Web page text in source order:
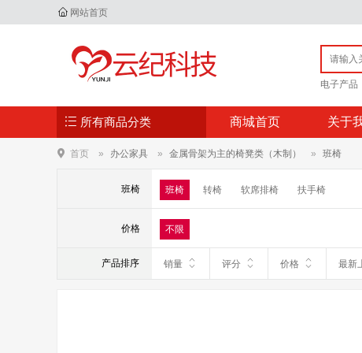
网站首页
电子产品
所有商品分类 商城首页 关于
首页 办公家具 金属骨架为主的椅凳类（木制） 班椅
班椅 班椅 转椅 软席排椅 扶手椅
价格 不限
产品排序 销量 评分 价格 最新